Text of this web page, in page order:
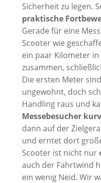
Sicherheit zu legen.
praktische
Gerade für eine
Scooter wie
ein paar Kilometer
zusammen,
Die ersten Meter
ungewohnt, doch
Handling raus und
Messebesucher
dann auf der
und erntet dort
Scooter ist nicht nur
auch der Fahrtwind
ein wenig Neid. Wir